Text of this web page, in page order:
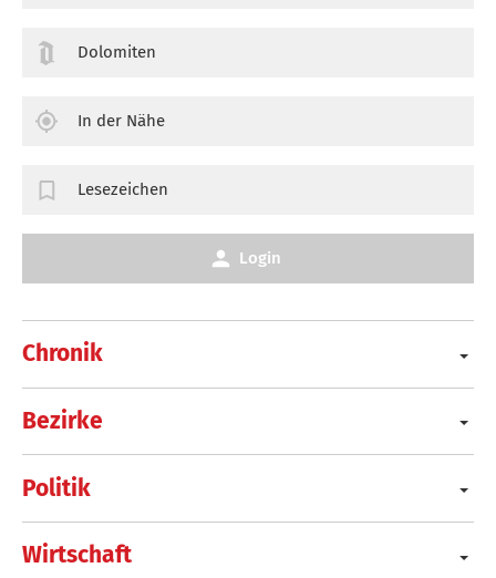
Chronik
Bezirke
Politik
Wirtschaft
Dolomiten
In der Nähe
Lesezeichen
Login